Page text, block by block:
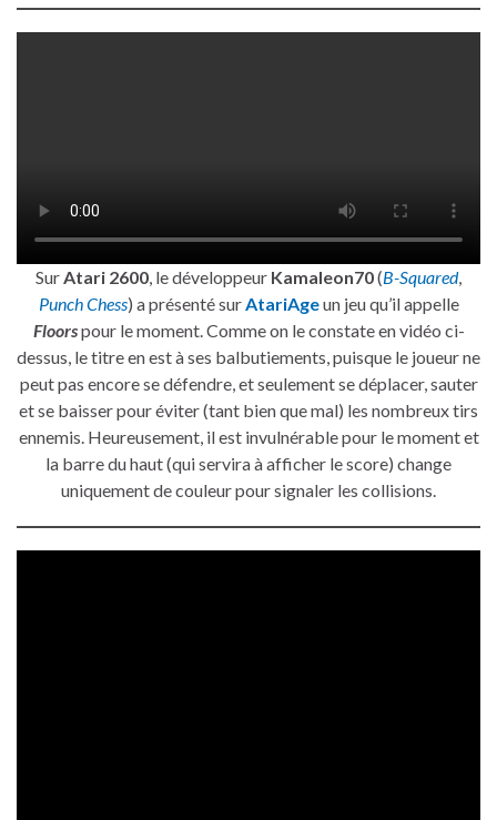
Sur Atari 2600 , le développeur Kamaleon70(B-Squared,
Punch Chess) a présenté sur AtariAgeun jeu qu’il appelle
Floorspour le moment. Comme on le constate en vidéo ci-
dessus, le titre en est à ses balbutiements, puisque le joueur ne
peut pas encore se défendre, et seulement se déplacer, sauter
et se baisser pour éviter (tant bien que mal) les nombreux tirs
ennemis. Heureusement, il est invulnérable pour le moment et
la barre du haut (qui servira à afficher le score) change
uniquement de couleur pour signaler les collisions.